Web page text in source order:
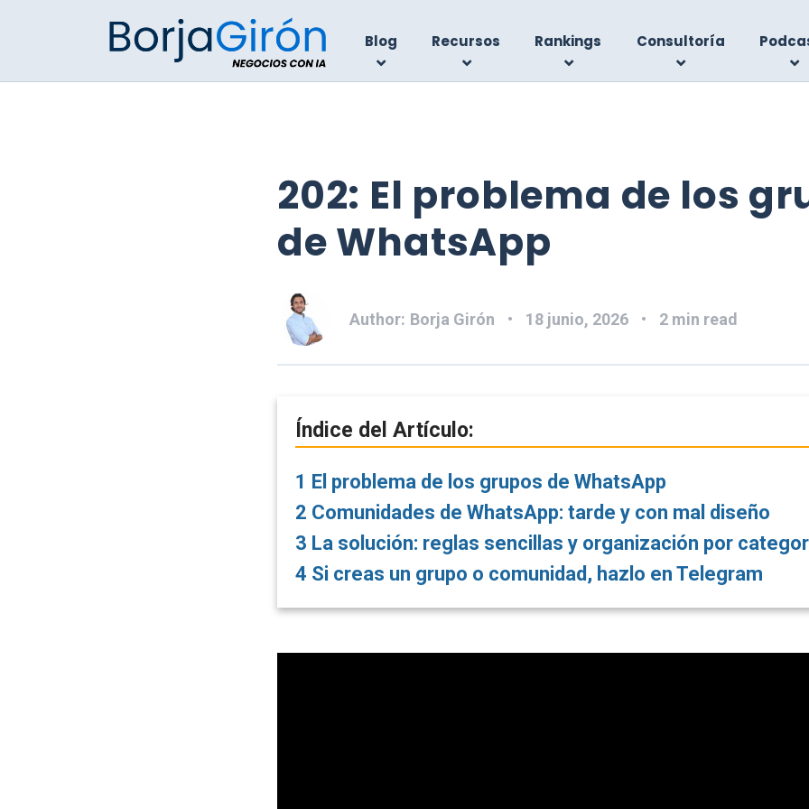
Blog Recursos Rankings Consultoría
202: El problema de los
de WhatsApp
Author: Borja Girón 18 junio, 2026 2 min read
Índice del Artículo:
1 El problema de los grupos de WhatsApp
2 Comunidades de WhatsApp: tarde y con mal diseño
3 La solución: reglas sencillas y organización por
4 Si creas un grupo o comunidad, hazlo en Telegram